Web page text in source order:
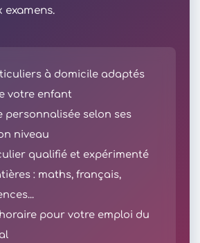
à domicile adaptés
votre enfant
personnalisée selon ses
niveau
qualifié et expérimenté
: maths, français,
pour votre emploi du